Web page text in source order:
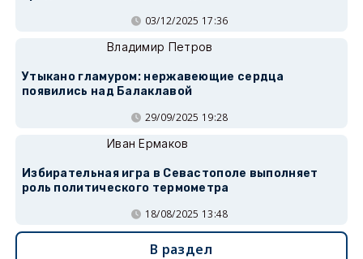
03/12/2025 17:36
Владимир Петров
Утыкано гламуром: нержавеющие сердца
появились над Балаклавой
29/09/2025 19:28
Иван Ермаков
Избирательная игра в Севастополе выполняет
роль политического термометра
18/08/2025 13:48
В раздел